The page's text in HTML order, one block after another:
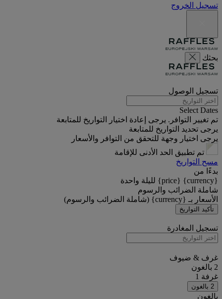
تسجيل الخروج
بحثك
تسجيل الوصول
Select Dates
تم تغيير التوافر. يرجى إعادة اختيار التواريخ للمتابعة
يرجى تحديد التواريخ للمتابعة
يرجى اختيار وجهة للتحقق من التوافر والأسعار
تم تطبيق الحد الأدنى للإقامة
مسح التواريخ
بدءًا من
{currency} {price} لليلة واحدة
شاملة الضرائب والرسوم
الأسعار بـ {currency} (شاملة الضرائب والرسوم)
تأكيد التواريخ
تسجيل المغادرة
غرف & ضيوف
2 بالغون
غرفة 1
2 بالغون
بالغون